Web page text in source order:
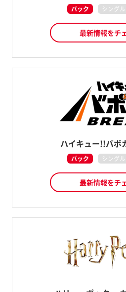
パック シングル
最新情報をチ
ハイキュー!!バボ
パック シングル
最新情報をチ